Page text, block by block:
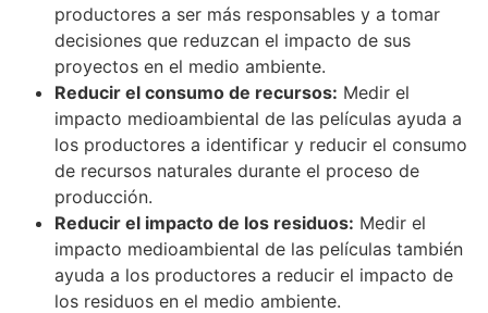
productores a ser más responsables y a tomar
decisiones que reduzcan el impacto de sus
proyectos en el medio ambiente.
Reducir el consumo de recursos: Medir el
impacto medioambiental de las películas ayuda a
los productores a identificar y reducir el consumo
de recursos naturales durante el proceso de
producción.
Reducir el impacto de los residuos: Medir el
impacto medioambiental de las películas también
ayuda a los productores a reducir el impacto de
los residuos en el medio ambiente.